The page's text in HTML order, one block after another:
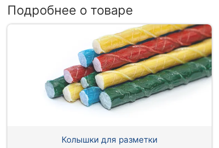
Подробнее о товаре
Колышки для разметки